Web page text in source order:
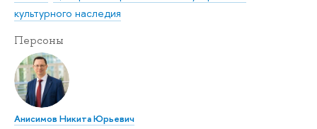
культурного наследия
Персоны
Анисимов Никита Юрьевич